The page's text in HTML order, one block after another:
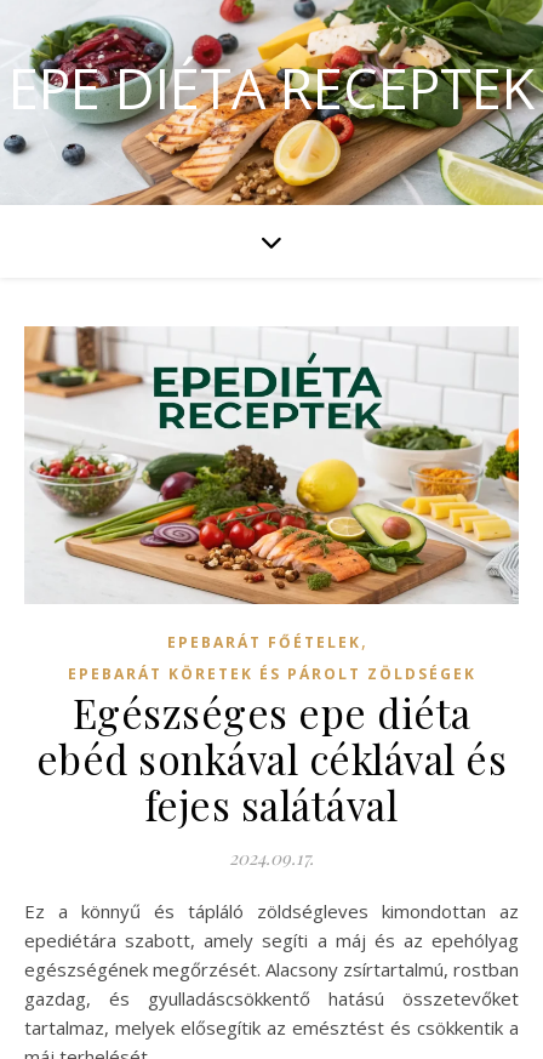
EPE DIÉTA RECEPTEK
EPEBARÁT FŐÉTELEK,
EPEBARÁT KÖRETEK ÉS PÁROLT ZÖLDSÉGEK
Egészséges epe diéta
ebéd sonkával céklával és
fejes salátával
2024.09.17.
Ez a könnyű és tápláló zöldségleves kimondottan az
epediétára szabott, amely segíti a máj és az epehólyag
egészségének megőrzését. Alacsony zsírtartalmú, rostban
gazdag, és gyulladáscsökkentő hatású összetevőket
tartalmaz, melyek elősegítik az emésztést és csökkentik a